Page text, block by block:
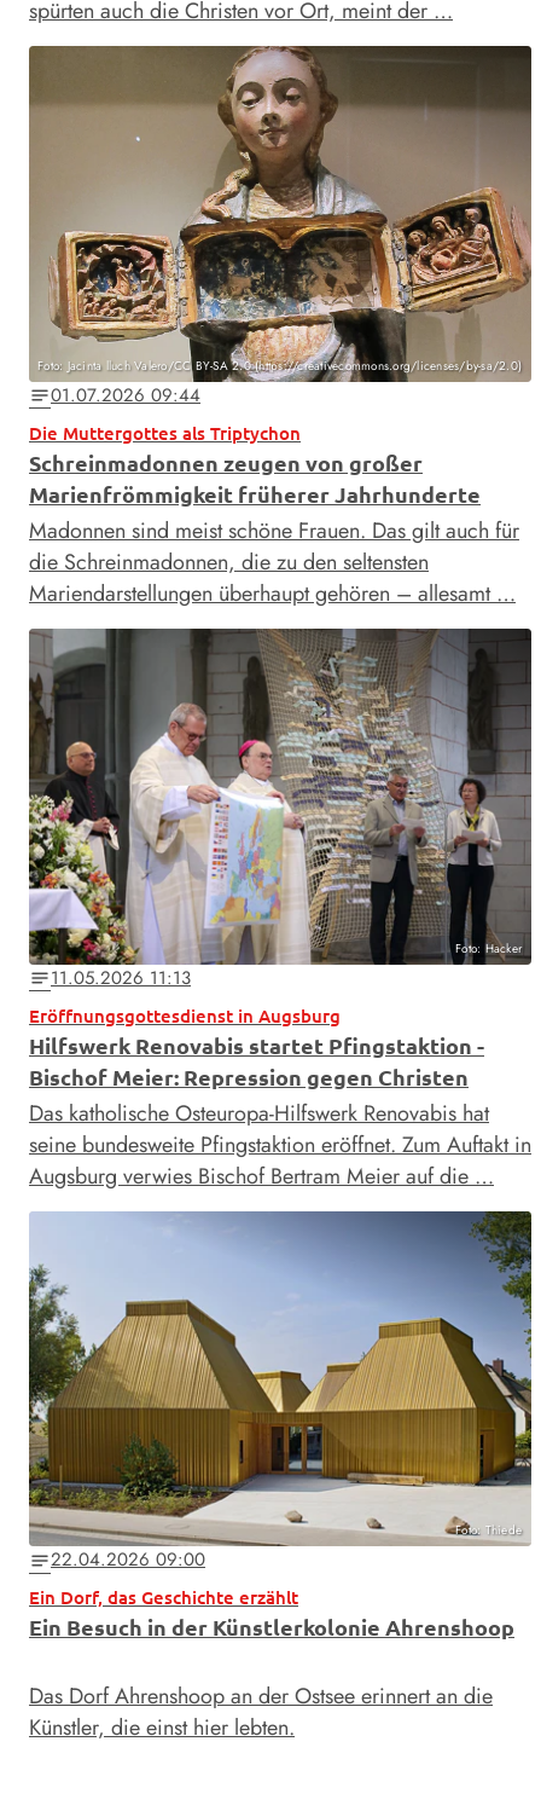
spürten auch die Christen vor Ort, meint der …
Foto: Jacinta lluch Valero/CC BY-SA 2.0 (https://creativecommons.org/licenses/by-sa/2.0)
notes01.07.2026 09:44
Die Muttergottes als Triptychon
Schreinmadonnen zeugen von großer
Marienfrömmigkeit früherer Jahrhunderte
Madonnen sind meist schöne Frauen. Das gilt auch für
die Schreinmadonnen, die zu den seltensten
Mariendarstellungen überhaupt gehören – allesamt …
Foto: Hacker
notes11.05.2026 11:13
Eröffnungsgottesdienst in Augsburg
Hilfswerk Renovabis startet Pfingstaktion -
Bischof Meier: Repression gegen Christen
Das katholische Osteuropa-Hilfswerk Renovabis hat
seine bundesweite Pfingstaktion eröffnet. Zum Auftakt in
Augsburg verwies Bischof Bertram Meier auf die …
Foto: Thiede
notes22.04.2026 09:00
Ein Dorf, das Geschichte erzählt
Ein Besuch in der Künstlerkolonie Ahrenshoop
Das Dorf Ahrenshoop an der Ostsee erinnert an die
Künstler, die einst hier lebten.